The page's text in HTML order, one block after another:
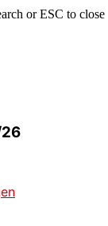
or ESC to close